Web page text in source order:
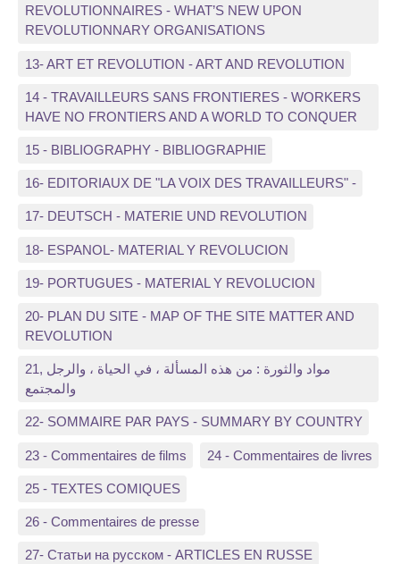
REVOLUTIONNAIRES - WHAT’S NEW UPON
REVOLUTIONNARY ORGANISATIONS
13- ART ET REVOLUTION - ART AND REVOLUTION
14 - TRAVAILLEURS SANS FRONTIERES - WORKERS
HAVE NO FRONTIERS AND A WORLD TO CONQUER
15 - BIBLIOGRAPHY - BIBLIOGRAPHIE
16- EDITORIAUX DE "LA VOIX DES TRAVAILLEURS" -
17- DEUTSCH - MATERIE UND REVOLUTION
18- ESPANOL- MATERIAL Y REVOLUCION
19- PORTUGUES - MATERIAL Y REVOLUCION
20- PLAN DU SITE - MAP OF THE SITE MATTER AND
REVOLUTION
21, مواد والثورة : من هذه المسألة ، في الحياة ، والرجل
والمجتمع
22- SOMMAIRE PAR PAYS - SUMMARY BY COUNTRY
23 - Commentaires de films 24 - Commentaires de livres
25 - TEXTES COMIQUES
26 - Commentaires de presse
27- Статьи на русском - ARTICLES EN RUSSE